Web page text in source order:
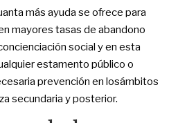
más ayuda se ofrece para
mayores tasas de abandono
social y en esta
estamento público o
prevención en losámbitos
secundaria y posterior.